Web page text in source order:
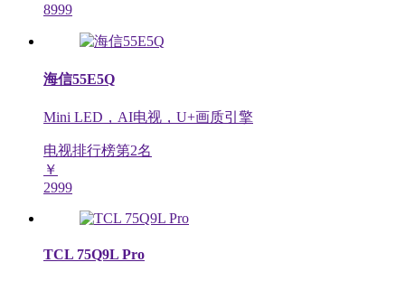
8999
海信55E5Q
Mini LED，AI电视，U+画质引擎
电视排行榜第2名
￥
2999
TCL 75Q9L Pro